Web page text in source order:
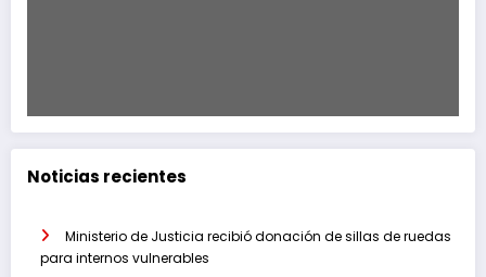
Noticias recientes
Ministerio de Justicia recibió donación de sillas de ruedas
para internos vulnerables